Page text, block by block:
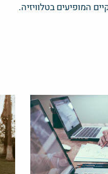
המופיעים בטלוויזיה.